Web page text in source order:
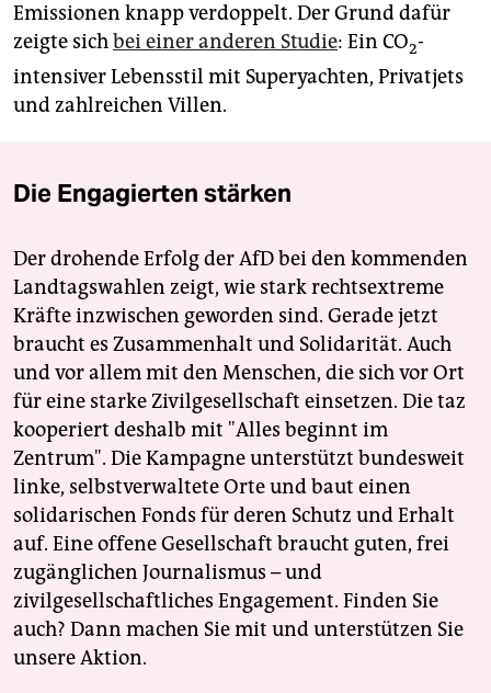
Emissionen knapp verdoppelt. Der Grund dafür
zeigte sichbei einer anderen Studie: Ein CO2-
intensiver Lebensstil mit Superyachten, Privatjets
und zahlreichen Villen.
Die Engagierten stärken
Der drohende Erfolg der AfD bei den kommenden
Landtagswahlen zeigt, wie stark rechtsextreme
Kräfte inzwischen geworden sind. Gerade jetzt
braucht es Zusammenhalt und Solidarität. Auch
und vor allem mit den Menschen, die sich vor Ort
für eine starke Zivilgesellschaft einsetzen. Die taz
kooperiert deshalb mit "Alles beginnt im
Zentrum". Die Kampagne unterstützt bundesweit
linke, selbstverwaltete Orte und baut einen
solidarischen Fonds für deren Schutz und Erhalt
auf. Eine offene Gesellschaft braucht guten, frei
zugänglichen Journalismus – und
zivilgesellschaftliches Engagement. Finden Sie
auch? Dann machen Sie mit und unterstützen Sie
unsere Aktion.